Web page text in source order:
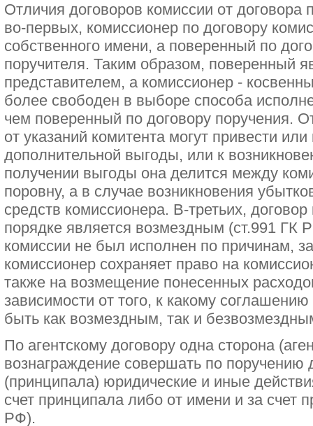
Отличия договоров комиссии от договора
во-первых, комиссионер по договору
собственного имени, а поверенный по
поручителя. Таким образом, поверенный
представителем, а комиссионер -
более свободен в выборе способа
чем поверенный по договору поручения.
от указаний комитента могут привести
дополнительной выгоды, или к
получении выгоды она делится между
поровну, а в случае возникновения
средств комиссионера. В-третьих,
порядке является возмездным (ст.991 ГК
комиссии не был исполнен по причинам,
комиссионер сохраняет право на
также на возмещение понесенных
зависимости от того, к какому
быть как возмездным, так и
По агентскому договору одна сторона
вознаграждение совершать по поручению
(принципала) юридические и иные
счет принципала либо от имени и за счет
РФ).